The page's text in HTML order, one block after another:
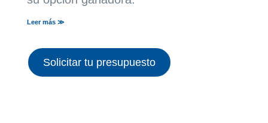
Leer más ≫
Solicitar tu presupuesto